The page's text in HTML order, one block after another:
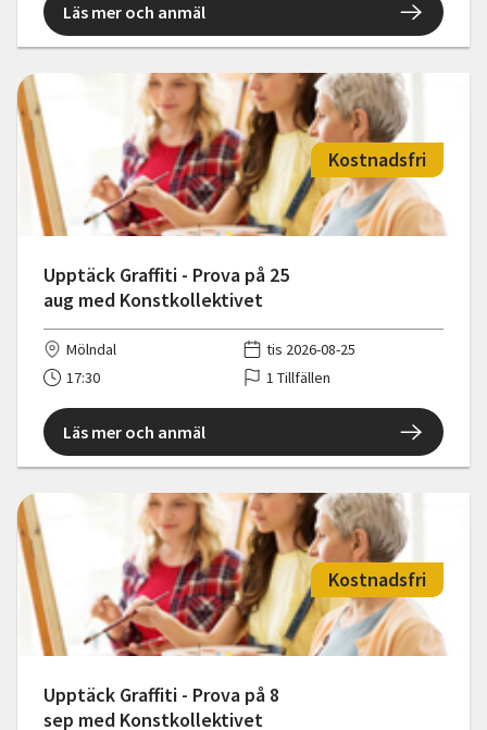
Läs mer och anmäl
Upptäck Graffiti - Prova på 25
aug med Konstkollektivet
Kostnadsfri
Mölndal
tis 2026-08-25
17:30
1 Tillfällen
Läs mer och anmäl
Upptäck Graffiti - Prova på 8
sep med Konstkollektivet
Kostnadsfri